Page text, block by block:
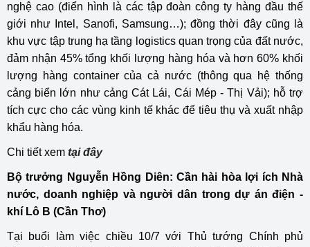
nghệ cao (điển hình là các tập đoàn công ty hàng đầu thế
giới như Intel, Sanofi, Samsung…); đồng thời đây cũng là
khu vực tập trung hạ tầng logistics quan trọng của đất nước,
đảm nhận 45% tổng khối lượng hàng hóa và hơn 60% khối
lượng hàng container của cả nước (thông qua hệ thống
cảng biển lớn như cảng Cát Lái, Cái Mép - Thị Vải); hỗ trợ
tích cực cho các vùng kinh tế khác để tiêu thụ và xuất nhập
khẩu hàng hóa.
Chi tiết xem tại đây
Bộ trưởng Nguyễn Hồng Diên: Cần hài hòa lợi ích Nhà
nước, doanh nghiệp và người dân trong dự án điện -
khí Lô B (Cần Thơ)
Tại buổi làm việc chiều 10/7 với Thủ tướng Chính phủ